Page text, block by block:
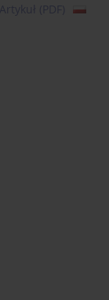
Artykuł (PDF)